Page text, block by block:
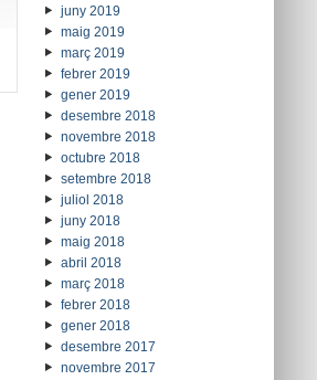
juny 2019
maig 2019
març 2019
febrer 2019
gener 2019
desembre 2018
novembre 2018
octubre 2018
setembre 2018
juliol 2018
juny 2018
maig 2018
abril 2018
març 2018
febrer 2018
gener 2018
desembre 2017
novembre 2017